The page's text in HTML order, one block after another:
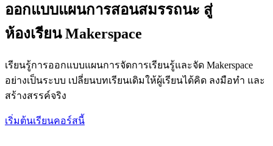
ออกแบบแผนการสอนสมรรถนะ สู่
ห้องเรียน Makerspace
เรียนรู้การออกแบบแผนการจัดการเรียนรู้และจัด Makerspace
อย่างเป็นระบบ เปลี่ยนบทเรียนเดิมให้ผู้เรียนได้คิด ลงมือทำ และ
สร้างสรรค์จริง
เริ่มต้นเรียนคอร์สนี้